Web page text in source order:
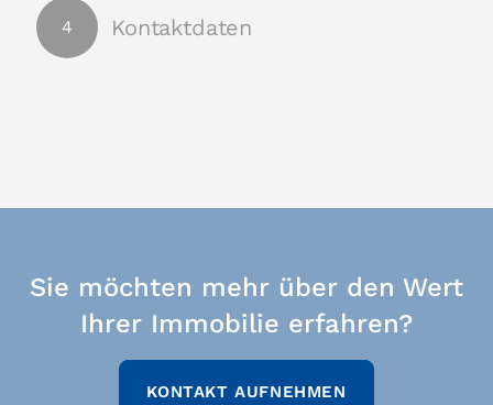
Sie möchten mehr über den Wert
Ihrer Immobilie erfahren?
KONTAKT AUFNEHMEN